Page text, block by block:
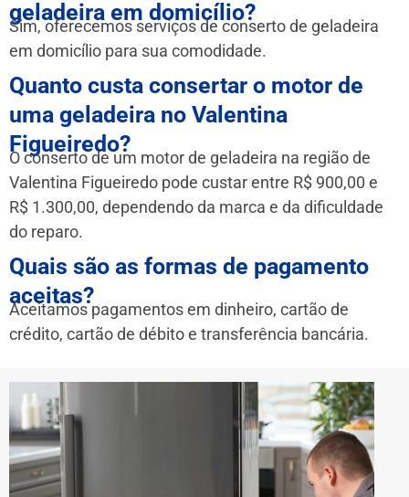
geladeira em domicílio?
Sim, oferecemos serviços de conserto de geladeira
em domicílio para sua comodidade.
Quanto custa consertar o motor de
uma geladeira no Valentina
Figueiredo?
O conserto de um motor de geladeira na região de
Valentina Figueiredo pode custar entre R$ 900,00 e
R$ 1.300,00, dependendo da marca e da dificuldade
do reparo.
Quais são as formas de pagamento
aceitas?
Aceitamos pagamentos em dinheiro, cartão de
crédito, cartão de débito e transferência bancária.